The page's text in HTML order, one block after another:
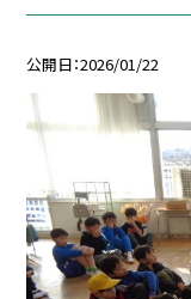
公開日 2026/01/22